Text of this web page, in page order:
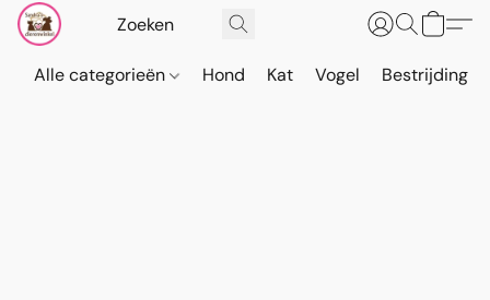
Alle categorieën Hond Kat Vogel Bestrijding